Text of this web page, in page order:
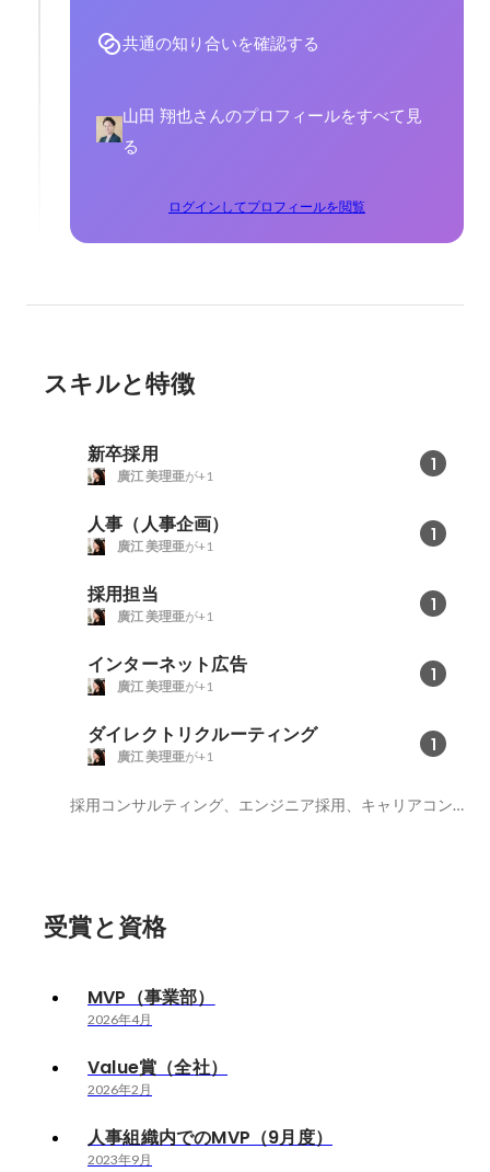
共通の知り合いを確認する
山田 翔也さんのプロフィールをすべて見
る
ログインしてプロフィールを閲覧
スキルと特徴
新卒採用 1
廣江 美理亜が+1
人事（人事企画） 1
廣江 美理亜が+1
採用担当 1
廣江 美理亜が+1
インターネット広告 1
廣江 美理亜が+1
ダイレクトリクルーティング 1
廣江 美理亜が+1
採用コンサルティング、エンジニア採用、キャリアコンサルティング
受賞と資格
MVP（事業部）
2026年4月
Value賞（全社）
2026年2月
人事組織内でのMVP（9月度）
2023年9月